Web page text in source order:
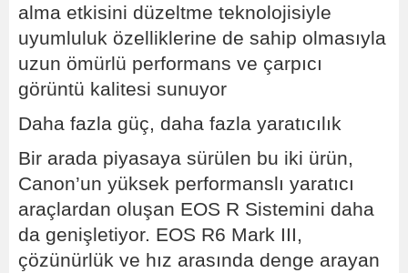
alma etkisini düzeltme teknolojisiyle
uyumluluk özelliklerine de sahip olmasıyla
uzun ömürlü performans ve çarpıcı
görüntü kalitesi sunuyor
Daha fazla güç, daha fazla yaratıcılık
Bir arada piyasaya sürülen bu iki ürün,
Canon’un yüksek performanslı yaratıcı
araçlardan oluşan EOS R Sistemini daha
da genişletiyor. EOS R6 Mark III,
çözünürlük ve hız arasında denge arayan